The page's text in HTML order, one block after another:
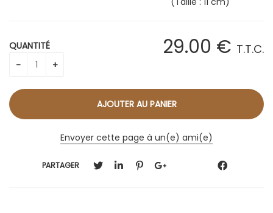
29.00 € T.T.C.
QUANTITÉ
Envoyer cette page à un(e) ami(e)
PARTAGER